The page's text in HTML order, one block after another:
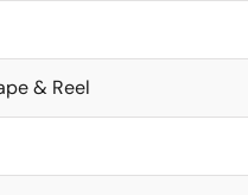
& Reel